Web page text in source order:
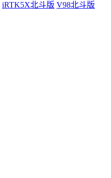
iRTK5X北斗版 V98北斗版